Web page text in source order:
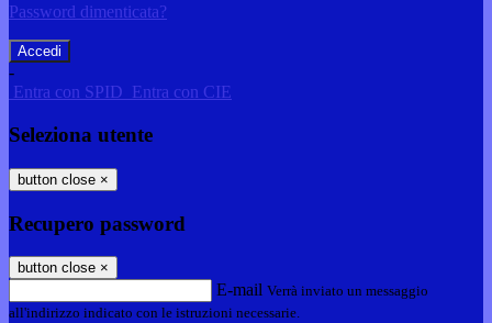
Password dimenticata?
-
Entra con SPID Entra con CIE
Seleziona utente
button close ×
Recupero password
button close ×
E-mail Verrà inviato un messaggio
all'indirizzo indicato con le istruzioni necessarie.